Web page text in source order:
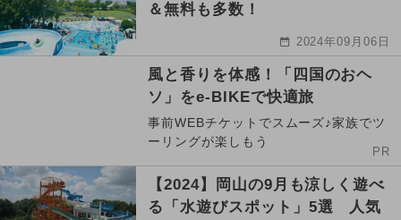
＆無料も多数！
2024年09月06日
風と香りを体感！「四国のおヘ
ソ」をe-BIKEで快適旅
事前WEBチケットでスムーズ♪家族でツ
ーリングが楽しもう
PR
【2024】岡山の9月も涼しく遊べ
る「水遊びスポット」5選 人気